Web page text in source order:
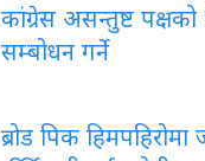
कांग्रेस असन्तुष्ट
सम्बोधन गर्ने
ब्रोड पिक